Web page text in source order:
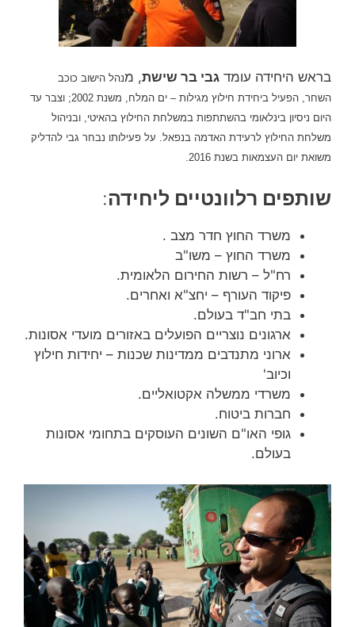
בראש היחידה עומד גבי בר שישת, מנהל הישוב כוכב
השחר,
הפעיל ביחידת חילוץ מגילות – ים המלח, משנת 2002; וצבר עד
היום ניסיון בינלאומי בהשתתפות במשלחת החילוץ בהאיטי, ובניהול
משלחת החילוץ לרעידת האדמה בנפאל. על פעילותו נבחר גבי להדליק
משואת יום העצמאות בשנת 2016.
שותפים רלוונטיים ליחידה:
משרד החוץ חדר מצב .
משרד החוץ – משו"ב
רח"ל – רשות החירום הלאומית.
פיקוד העורף – יחצ"א ואחרים.
בתי חב"ד בעולם.
ארגונים נוצריים הפועלים באזורים מועדי אסונות.
ארוני מתנדבים ממדינות שכנות – יחידות חילוץ
וכיוב'
משרדי ממשלה אקטואליים.
חברות ביטוח.
גופי האו"ם השונים העוסקים בתחומי אסונות
בעולם.